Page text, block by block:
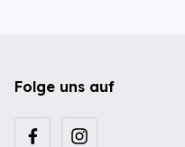
Folge uns auf